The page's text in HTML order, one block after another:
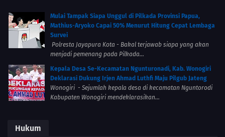
Mulai Tampak Siapa Unggul di Pilkada Provinsi Papua,
Mathius-Aryoko Capai 50% Menurut Hitung Cepat Lembaga
Survei
Polresta Jayapura Kota - Bakal terjawab siapa yang akan
menjadi pemenang pada Pilkada...
Kepala Desa Se-Kecamatan Ngunturonadi, Kab. Wonogiri
Deklarasi Dukung Irjen Ahmad Luthfi Maju Pilgub Jateng
Wonogiri - Sejumlah kepala desa di kecamatan Nguntorodi
Kabupaten Wonogiri mendeklarasikan...
Hukum